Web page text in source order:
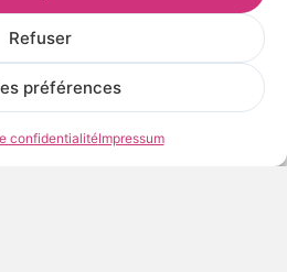
Refuser
préférences
confidentialitéImpressum